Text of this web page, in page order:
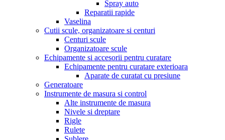
Spray auto
Reparatii rapide
Vaselina
Cutii scule, organizatoare si centuri
Centuri scule
Organizatoare scule
Echipamente si accesorii pentru curatare
Echipamente pentru curatare exterioara
Aparate de curatat cu presiune
Generatoare
Instrumente de masura si control
Alte instrumente de masura
Nivele si dreptare
Rigle
Rulete